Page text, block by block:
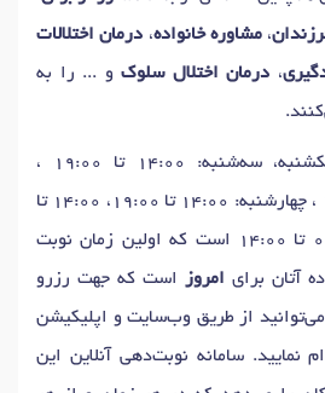
،مشاوره خانواده، درمان اختلالات
، درمان اختلال سلوک و ... را به
روزهای حضور شنبه، یکشنبه، سه‌شنبه: 14:00 تا 19:00 ،
دوشنبه: 11:00 تا 19:00 ، چهارشنبه: 14:00 تا 19:00، 14:00 تا
19:00 ، پنج‌شنبه: 09:00 تا 14:00 است که اولین زمان نوبت
آتان برای امروز
است که جهت رزرو
از طریق وب‌سایت و اپلیکیشن
نمایید. سامانه نوبت‌دهی آنلاین این